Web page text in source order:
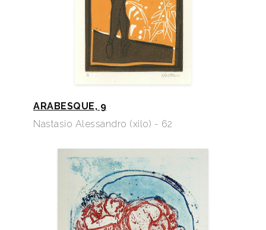
ARABESQUE, 9
Nastasio Alessandro (xilo) - 62